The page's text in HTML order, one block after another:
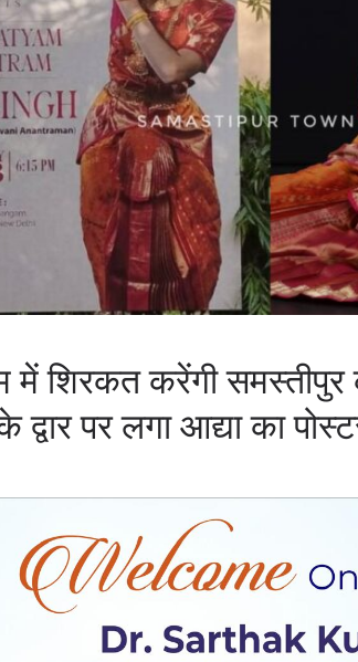
में शिरकत करेंगी समस्तीपुर
पर लगा आद्या का